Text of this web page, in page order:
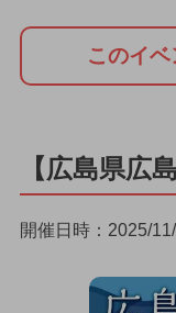
このイ
【広島県広
開催日時：2025/